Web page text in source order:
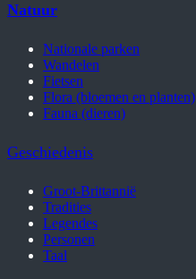
Natuur
Nationale parken
Wandelen
Fietsen
Flora (bloemen en planten)
Fauna (dieren)
Geschiedenis
Groot-Brittannië
Tradities
Legendes
Personen
Taal